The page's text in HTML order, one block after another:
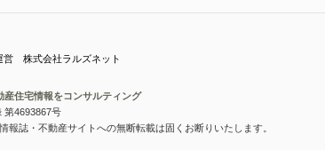
営 株式会社ラルズネット
住宅情報をコンサルティング
第4693867号
誌・不動産サイトへの無断転載は固くお断りいたします。